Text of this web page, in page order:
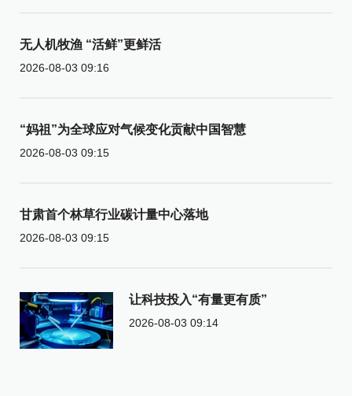
无人机牧渔 “活鲜”更鲜活
2026-08-03 09:16
“妈祖”为全球应对气候变化贡献中国智慧
2026-08-03 09:15
甘肃首个林草行业碳计量中心落地
2026-08-03 09:15
让科技投入“有量更有质”
2026-08-03 09:14